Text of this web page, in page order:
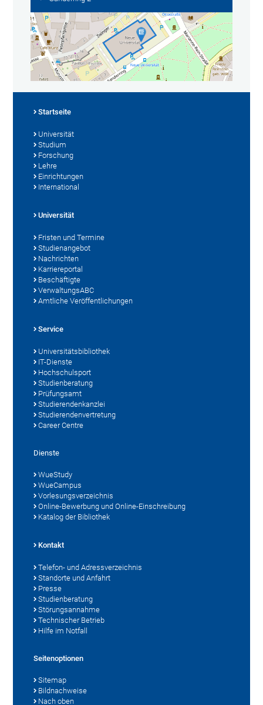
Startseite
Universität
Studium
Forschung
Lehre
Einrichtungen
International
Universität
Fristen und Termine
Studienangebot
Nachrichten
Karriereportal
Beschäftigte
VerwaltungsABC
Amtliche Veröffentlichungen
Service
Universitätsbibliothek
IT-Dienste
Hochschulsport
Studienberatung
Prüfungsamt
Studierendenkanzlei
Studierendenvertretung
Career Centre
Dienste
WueStudy
WueCampus
Vorlesungsverzeichnis
Online-Bewerbung und Online-Einschreibung
Katalog der Bibliothek
Kontakt
Telefon- und Adressverzeichnis
Standorte und Anfahrt
Presse
Studienberatung
Störungsannahme
Technischer Betrieb
Hilfe im Notfall
Seitenoptionen
Sitemap
Bildnachweise
Nach oben